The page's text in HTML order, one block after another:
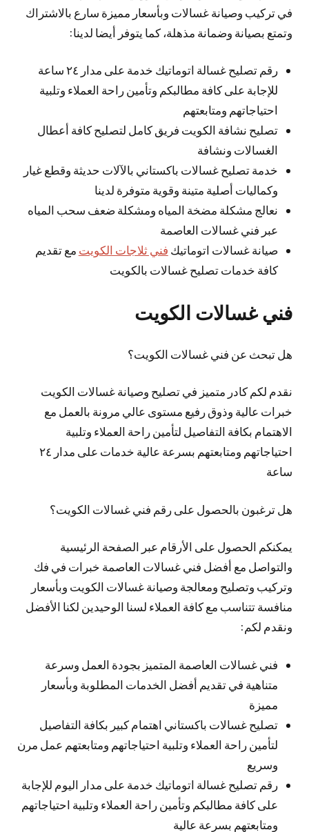
في تركيب وصيانة غسالات وبأسعار مميزة سارع بالاشتراك
وتمتع بصيانة وضمانة مذهلة، كما يتوفر أيضا لدينا:
رقم تصليح غسالة اتوماتيك خدمة على مدار ٢٤ ساعة
للإجابة على كافة مطالبكم وتأمين راحة العملاء وتلبية
احتياجاتهم ومتابعتهم
تصليح نشافة الكويت فريق كامل لتصليح كافة أعطال
الغسالات ونشافة
خدمة تصليح غسالات باكستاني بالآلات حديثة وقطع غيار
وكماليات أصلية متينة وقوية متوفرة لدينا
نعالج مشكلة مضخة المياه ومشكلة ضعف سحب المياه
عبر فني غسالات العاصمة
صيانة غسالات اتوماتيك فني ثلاجات الكويت مع تقديم
كافة خدمات تصليح غسالات بالكويت
فني غسالات الكويت
هل تبحث عن فني غسالات الكويت؟
نقدم لكم كادر متميز في تصليح وصيانة غسالات الكويت
خبرات عالية وذوق رفيع مستوى عالي مرونة بالعمل مع
الاهتمام بكافة التفاصيل لتأمين راحة العملاء وتلبية
احتياجاتهم ومتابعتهم بسرعة عالية خدمات على مدار ٢٤
ساعة
هل ترغبون بالحصول على رقم فني غسالات الكويت؟
يمكنكم الحصول على الأرقام عبر الصفحة الرئيسية
والتواصل مع أفضل فني غسالات العاصمة خبرات في فك
وتركيب وتصليح ومعالجة وصيانة غسالات الكويت وبأسعار
منافسة تتناسب مع كافة العملاء لسنا الوحيدين لكنا الأفضل
ونقدم لكم:
فني غسالات العاصمة المتميز بجودة العمل وسرعة
متناهية في تقديم أفضل الخدمات المطلوبة وبأسعار
مميزة
تصليح غسالات باكستاني اهتمام كبير بكافة التفاصيل
لتأمين راحة العملاء وتلبية احتياجاتهم ومتابعتهم عمل مرن
وسريع
رقم تصليح غسالة اتوماتيك خدمة على مدار اليوم للإجابة
على كافة مطالبكم وتأمين راحة العملاء وتلبية احتياجاتهم
ومتابعتهم بسرعة عالية